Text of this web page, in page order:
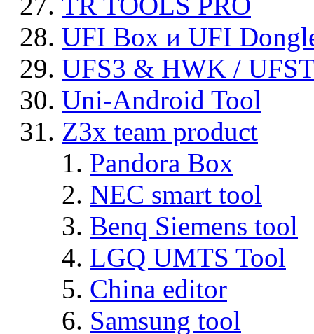
UFI Box и UFI
UFS3 & HWK /
Uni-Android Tool
Z3x team product
Pandora Box
NEC smart tool
Benq Siemens tool
LGQ UMTS Tool
China editor
Samsung tool